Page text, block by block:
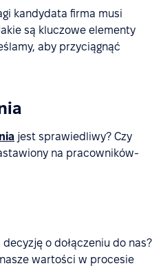
kandydata firma musi
są kluczowe elementy
aby przyciągnąć
jest sprawiedliwy? Czy
na pracowników-
o dołączeniu do nas?
wartości w procesie